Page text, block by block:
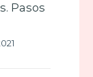
Pasos